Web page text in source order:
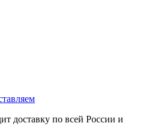
доставку по всей России и